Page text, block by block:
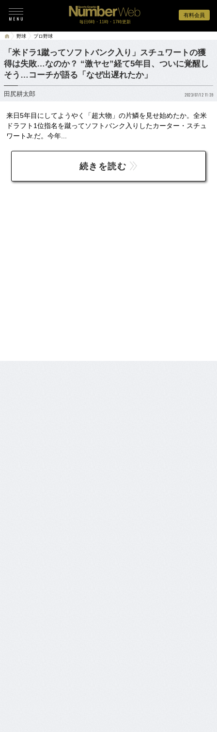
有料会員
毎日6時・11時・17時更新
野球 プロ野球
「米ドラ1蹴ってソフトバンク入り」スチュワートの獲
得は失敗…なのか？ “激ヤセ”経て5年目、ついに覚醒し
そう…コーチが語る「なぜ出遅れたか」
田尻耕太郎 2023/07/12 11:39
来日5年目にしてようやく「超大物」の片鱗を見せ始めたか。全米
ドラフト1位指名を蹴ってソフトバンク入りしたカーター・スチュ
ワートJr.だ。今年...
続きを読む